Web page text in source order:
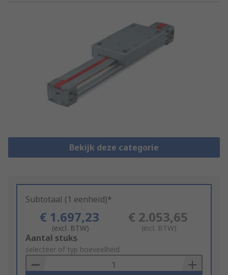
Bekijk deze categorie
Subtotaal (1 eenheid)*
€ 1.697,23
(excl. BTW)
€ 2.053,65
(incl. BTW)
Add
to
Basket
Aantal stuks
selecteer of typ hoeveelheid